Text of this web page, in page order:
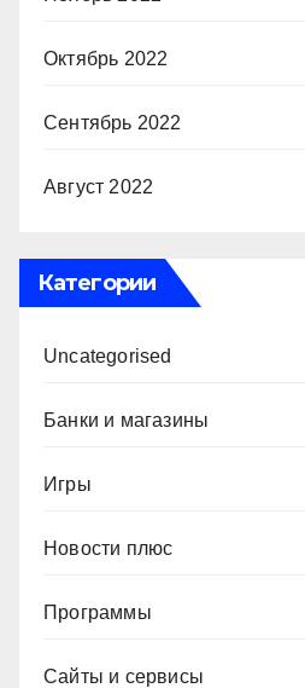
Октябрь 2022
Сентябрь 2022
Август 2022
Категории
Uncategorised
Банки и магазины
Игры
Новости плюс
Программы
Сайты и сервисы